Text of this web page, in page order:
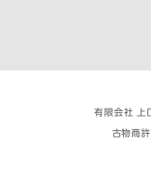
有限会社 上
古物商